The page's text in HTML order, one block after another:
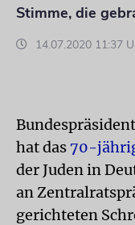
Stimme, die
14.07.2020 11:37
hat das 70-
der Juden in
an
gerichteten